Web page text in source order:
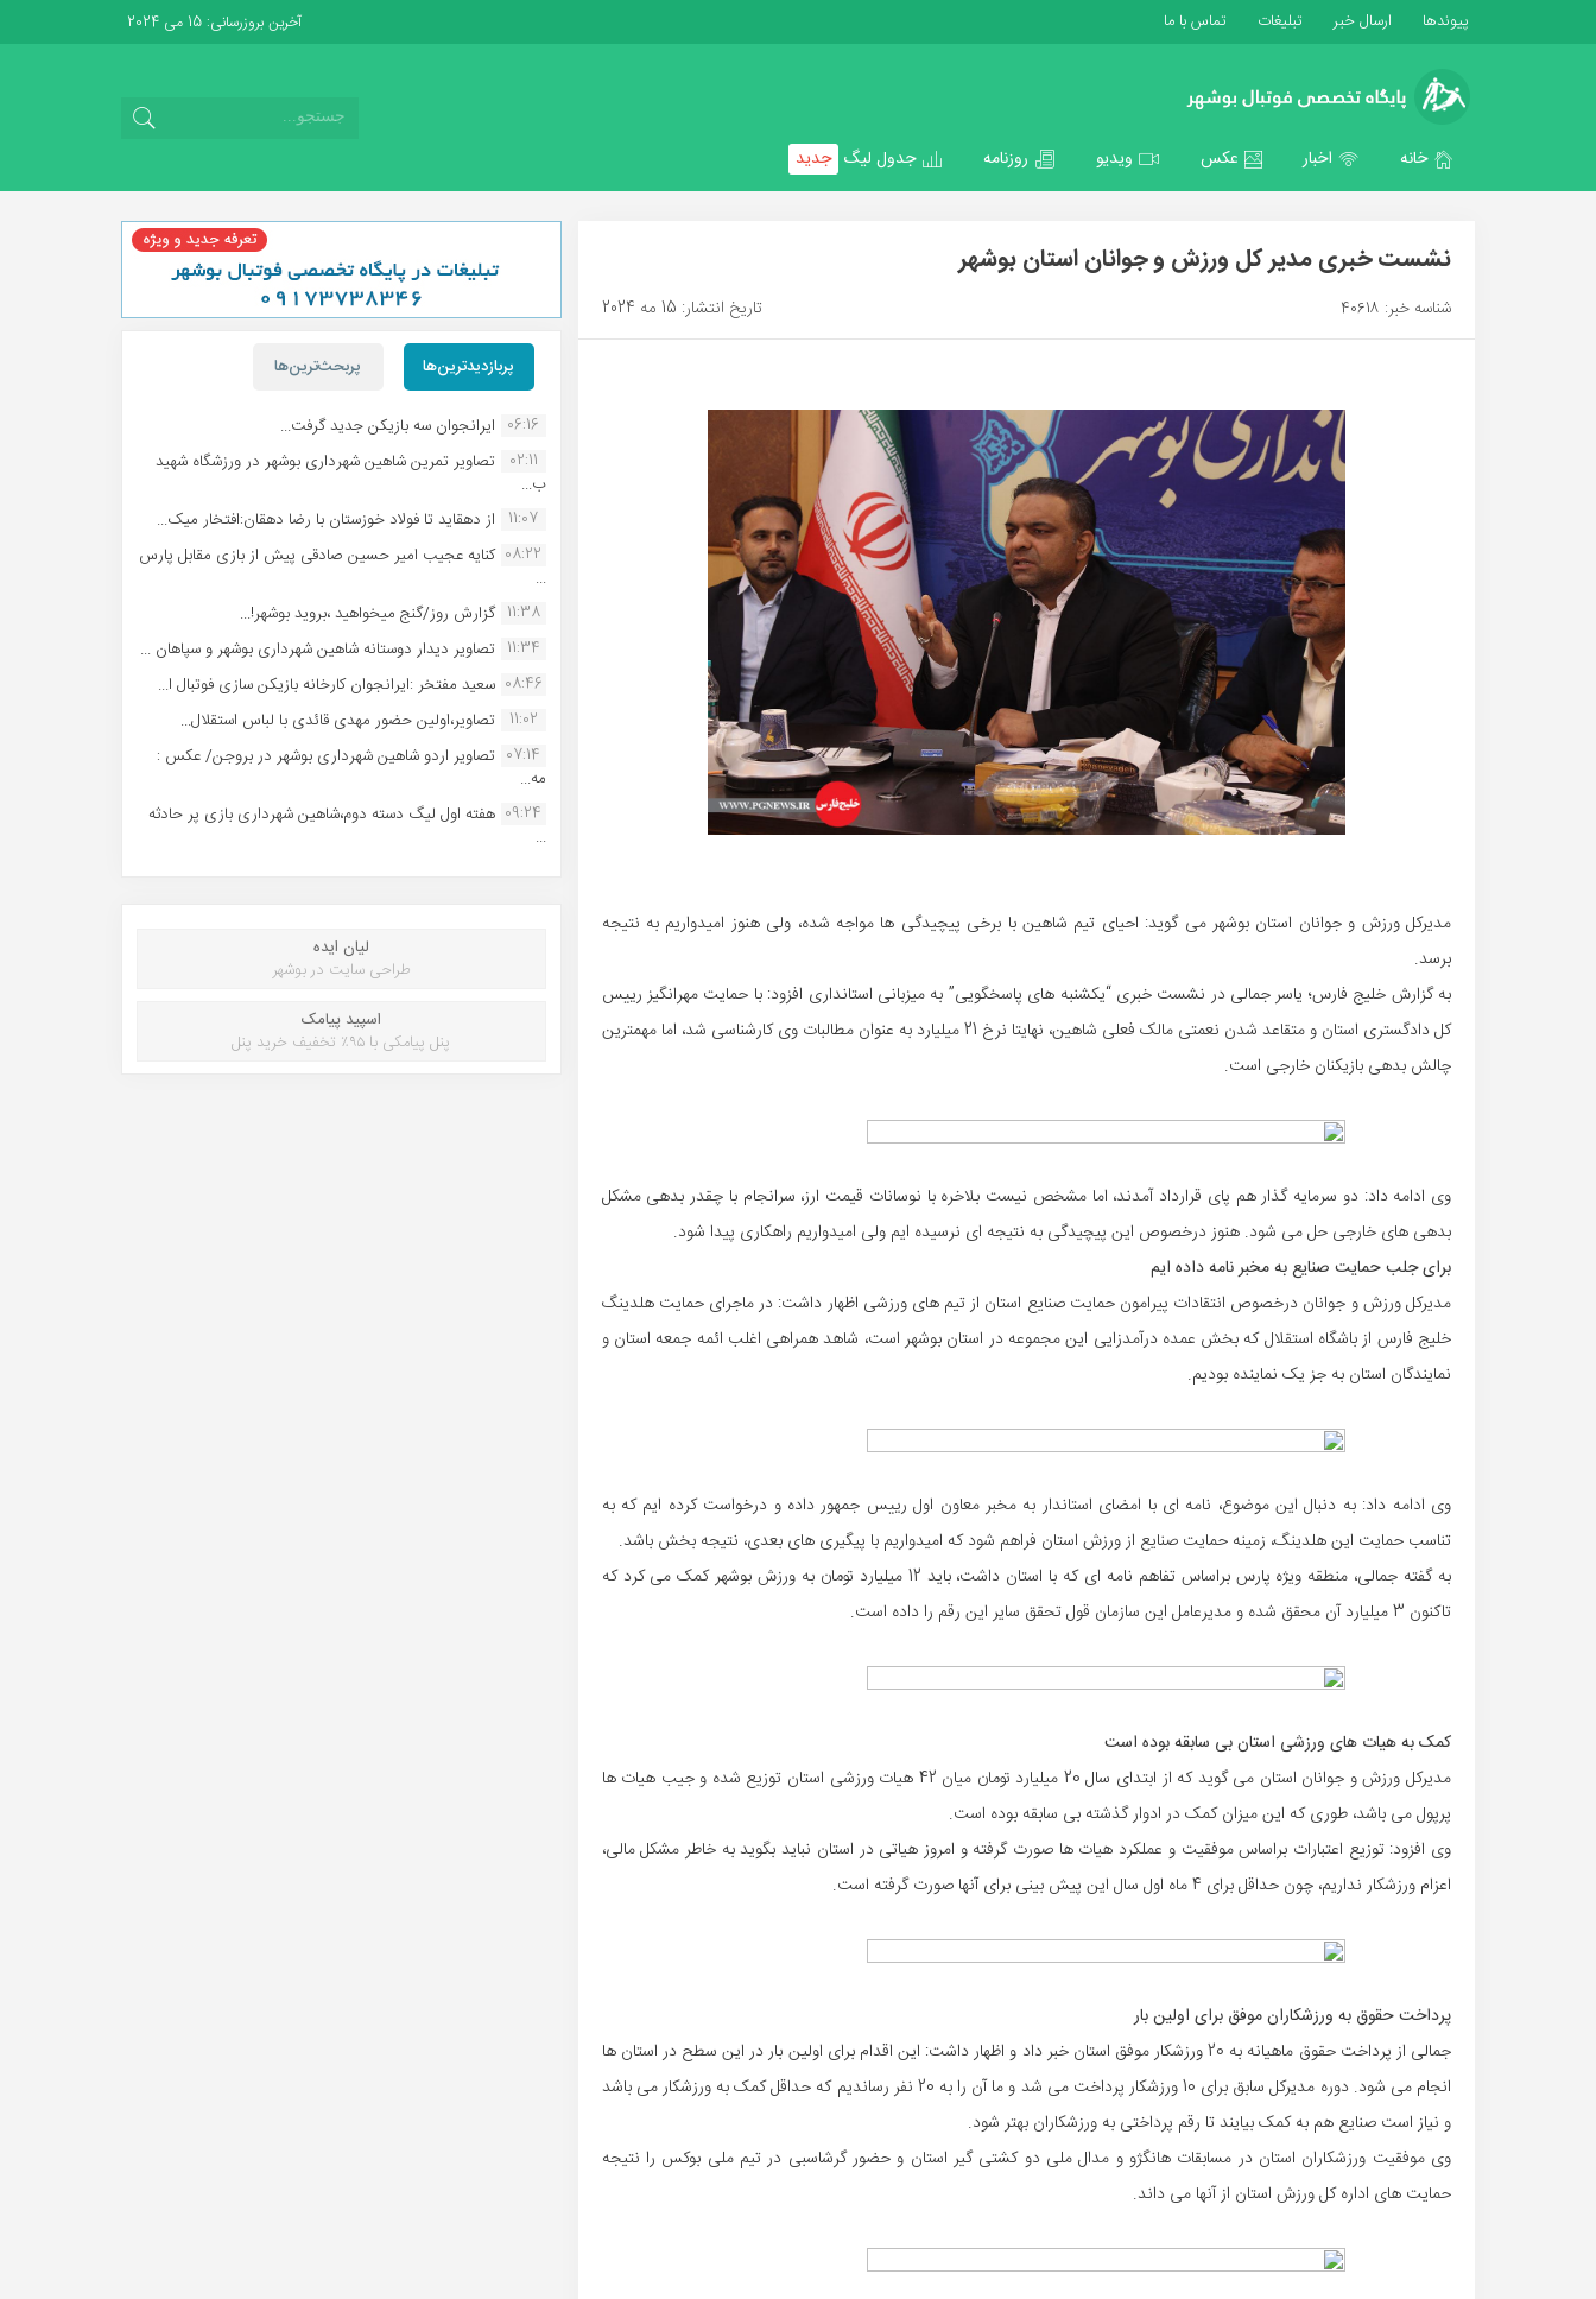
پیوندها ارسال خبر تبلیغات تماس با ما آخرین بروزرسانی: 15 می 2024
خانه اخبار عکس ویدیو روزنامه جدول لیگ جدید
نشست خبری مدیر کل ورزش و جوانان استان بوشهر
شناسه خبر: 40618 تاریخ انتشار: 15 مه 2024
مدیرکل ورزش و جوانان استان بوشهر می گوید: احیای تیم شاهین با برخی پیچیدگی ها مواجه شده، ولی هنوز امیدواریم به نتیجه
برسد.
به گزارش خلیج فارس؛ یاسر جمالی در نشست خبری “یکشنبه های پاسخگویی” به میزبانی استانداری افزود: با حمایت مهرانگیز رییس
کل دادگستری استان و متقاعد شدن نعمتی مالک فعلی شاهین، نهایتا نرخ 21 میلیارد به عنوان مطالبات وی کارشناسی شد، اما مهمترین
چالش بدهی بازیکنان خارجی است.
وی ادامه داد: دو سرمایه گذار هم پای قرارداد آمدند، اما مشخص نیست بلاخره با نوسانات قیمت ارز، سرانجام با چقدر بدهی مشکل
بدهی های خارجی حل می شود. هنوز درخصوص این پیچیدگی به نتیجه ای نرسیده ایم ولی امیدواریم راهکاری پیدا شود.
برای جلب حمایت صنایع به مخبر نامه داده ایم
مدیرکل ورزش و جوانان درخصوص انتقادات پیرامون حمایت صنایع استان از تیم های ورزشی اظهار داشت: در ماجرای حمایت هلدینگ
خلیج فارس از باشگاه استقلال که بخش عمده درآمدزایی این مجموعه در استان بوشهر است، شاهد همراهی اغلب ائمه جمعه استان و
نمایندگان استان به جز یک نماینده بودیم.
وی ادامه داد: به دنبال این موضوع، نامه ای با امضای استاندار به مخبر معاون اول رییس جمهور داده و درخواست کرده ایم که به
تناسب حمایت این هلدینگ، زمینه حمایت صنایع از ورزش استان فراهم شود که امیدواریم با پیگیری های بعدی، نتیجه بخش باشد.
به گفته جمالی، منطقه ویژه پارس براساس تفاهم نامه ای که با استان داشت، باید 12 میلیارد تومان به ورزش بوشهر کمک می کرد که
تاکنون 3 میلیارد آن محقق شده و مدیرعامل این سازمان قول تحقق سایر این رقم را داده است.
کمک به هیات های ورزشی استان بی سابقه بوده است
مدیرکل ورزش و جوانان استان می گوید که از ابتدای سال 20 میلیارد تومان میان 42 هیات ورزشی استان توزیع شده و جیب هیات ها
پرپول می باشد، طوری که این میزان کمک در ادوار گذشته بی سابقه بوده است.
وی افزود: توزیع اعتبارات براساس موفقیت و عملکرد هیات ها صورت گرفته و امروز هیاتی در استان نباید بگوید به خاطر مشکل مالی،
اعزام ورزشکار نداریم، چون حداقل برای 4 ماه اول سال این پیش بینی برای آنها صورت گرفته است.
پرداخت حقوق به ورزشکاران موفق برای اولین بار
جمالی از پرداخت حقوق ماهیانه به 20 ورزشکار موفق استان خبر داد و اظهار داشت: این اقدام برای اولین بار در این سطح در استان ها
انجام می شود. دوره مدیرکل سابق برای 10 ورزشکار پرداخت می شد و ما آن را به 20 نفر رساندیم که حداقل کمک به ورزشکار می باشد
و نیاز است صنایع هم به کمک بیایند تا رقم پرداختی به ورزشکاران بهتر شود.
وی موفقیت ورزشکاران استان در مسابقات هانگژو و مدال ملی دو کشتی گیر استان و حضور گرشاسبی در تیم ملی بوکس را نتیجه
حمایت های اداره کل ورزش استان از آنها می داند.
پربازدیدترین‌ها پربحث‌ترین‌ها
06:16 ایرانجوان سه بازیکن جدید گرفت...
02:11
تصاویر تمرین شاهین شهردارى بوشهر در ورزشگاه شهید
ب...
11:07 از دهقاید تا فولاد خوزستان با رضا دهقان:افتخار میک...
08:22 کنایه عجیب امیر حسین صادقی پیش از بازی مقابل پارس
...
11:38 گزارش روز/گنج میخواهید ،بروید بوشهر!...
11:34 تصاویر دیدار دوستانه شاهین شهردارى بوشهر و سپاهان ...
08:46 سعید مفتخر :ایرانجوان کارخانه بازیکن سازی فوتبال ا...
11:02
تصاویر،اولین حضور مهدی قائدی با لباس استقلال...
07:14 تصاویر اردو شاهین شهرداری بوشهر در بروجن/ عکس :
مه...
09:24 هفته اول لیگ دسته دوم،شاهین شهرداری بازی پر حادثه
...
لیان ایده
طراحی سایت در بوشهر
اسپید پیامک
پنل پیامکی با ۹۵٪ تخفیف خرید پنل